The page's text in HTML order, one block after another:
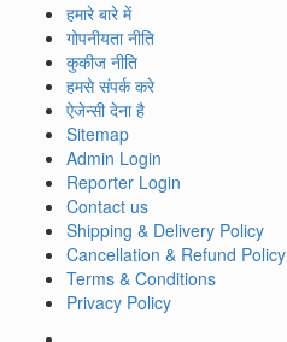
हमारे बारे में
गोपनीयता नीति
कुकीज नीति
हमसे संपर्क करे
ऐजेन्सी देना है
Sitemap
Admin Login
Reporter Login
Contact us
Shipping & Delivery Policy
Cancellation & Refund Policy
Terms & Conditions
Privacy Policy